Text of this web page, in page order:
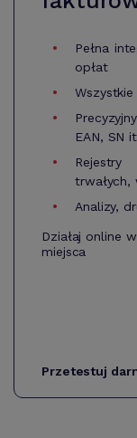
Pełna
opłat
EAN, SN
trwałych,
Analizy,
Działaj online
miejsca
Przetestuj